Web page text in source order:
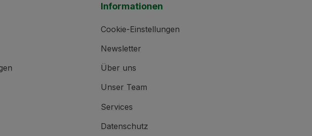
Informationen
Cookie-Einstellungen
Newsletter
Über uns
Unser Team
Services
Datenschutz